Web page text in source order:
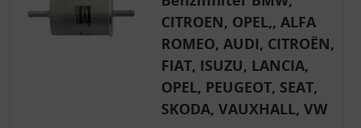
CITROEN, OPEL,, ALFA
ROMEO, AUDI, CITROËN,
FIAT, ISUZU, LANCIA,
OPEL, PEUGEOT, SEAT,
SKODA, VAUXHALL, VW